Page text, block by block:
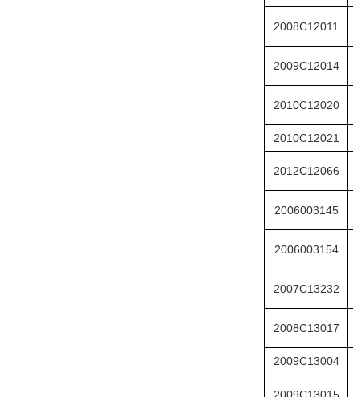
2008C12011
2009C12014
2010C12020
2010C12021
2012C12066
2006003145
2006003154
2007C13232
2008C13017
2009C13004